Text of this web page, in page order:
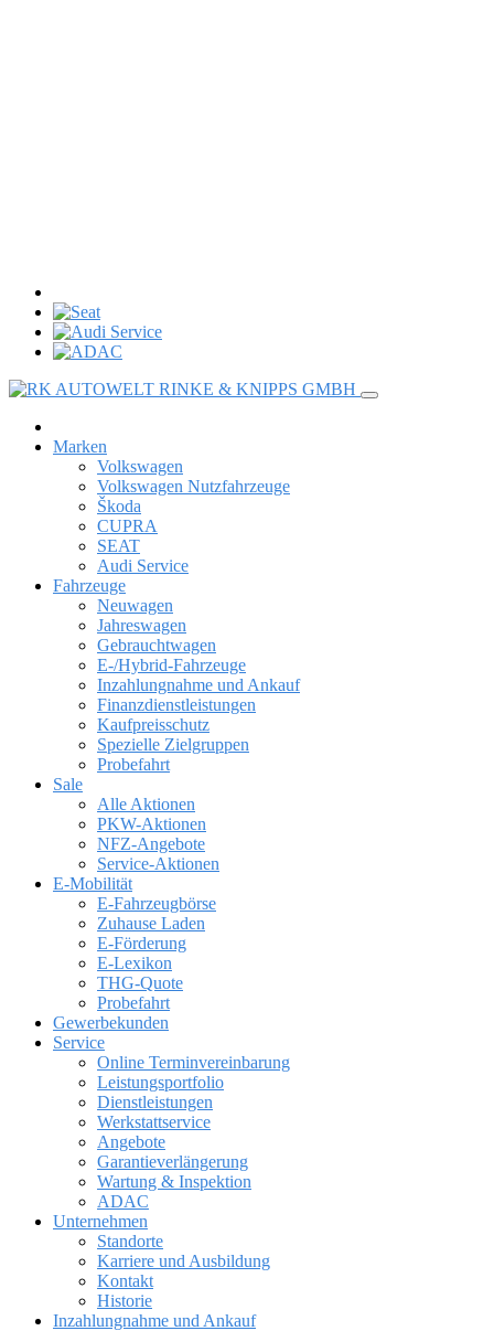
Marken
Volkswagen
Volkswagen Nutzfahrzeuge
Škoda
CUPRA
SEAT
Audi Service
Fahrzeuge
Neuwagen
Jahreswagen
Gebrauchtwagen
E-/Hybrid-Fahrzeuge
Inzahlungnahme und Ankauf
Finanzdienstleistungen
Kaufpreisschutz
Spezielle Zielgruppen
Probefahrt
Sale
Alle Aktionen
PKW-Aktionen
NFZ-Angebote
Service-Aktionen
E-Mobilität
E-Fahrzeugbörse
Zuhause Laden
E-Förderung
E-Lexikon
THG-Quote
Probefahrt
Gewerbekunden
Service
Online Terminvereinbarung
Leistungsportfolio
Dienstleistungen
Werkstattservice
Angebote
Garantieverlängerung
Wartung & Inspektion
ADAC
Unternehmen
Standorte
Karriere und Ausbildung
Kontakt
Historie
Inzahlungnahme und Ankauf